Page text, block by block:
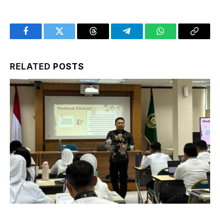
FacebookTwitter Threads TelegramWhatsAppCopy
RELATED POSTS